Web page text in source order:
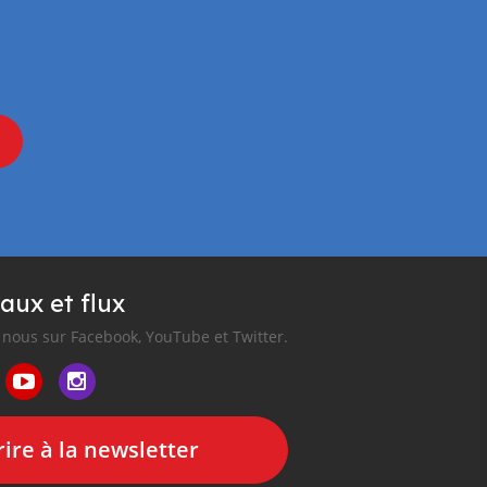
et flux
sur Facebook, YouTube et Twitter.
à la newsletter